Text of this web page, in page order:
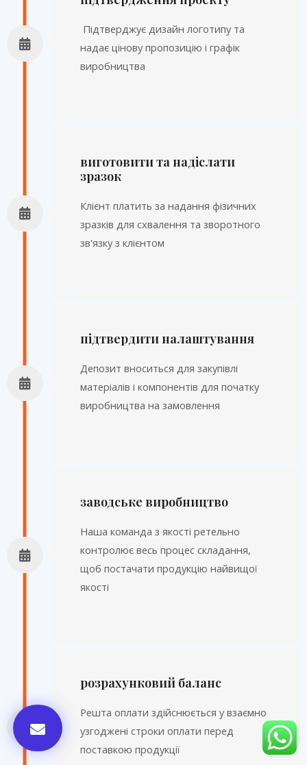
Підтверджує дизайн логотипу та
надає цінову пропозицію і графік
виробництва
виготовити та надіслати
зразок
Клієнт платить за надання фізичних
зразків для схвалення та зворотного
зв'язку з клієнтом
підтвердити налаштування
Депозит вноситься для закупівлі
матеріалів і компонентів для початку
виробництва на замовлення
заводське виробництво
Наша команда з якості ретельно
контролює весь процес складання,
щоб постачати продукцію найвищої
якості
розрахунковий баланс
Решта оплати здійснюється у взаємно
узгоджені строки оплати перед
поставкою продукції